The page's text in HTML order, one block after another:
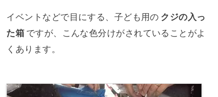
イベントなどで目にする、子ども用の クジの入っ
た箱 ですが、こんな色分けがされていることがよ
くあります。